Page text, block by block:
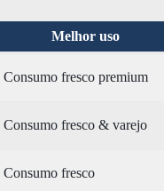
Melhor uso
Consumo fresco premium
Consumo fresco & varejo
Consumo fresco